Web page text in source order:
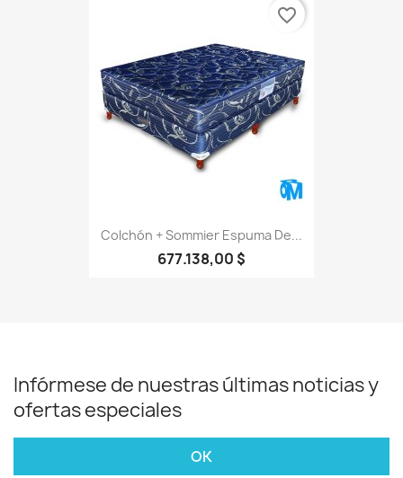
Colchón + Sommier Espuma De...
677.138,00 $
favorite_border
Infórmese de nuestras últimas noticias y
ofertas especiales